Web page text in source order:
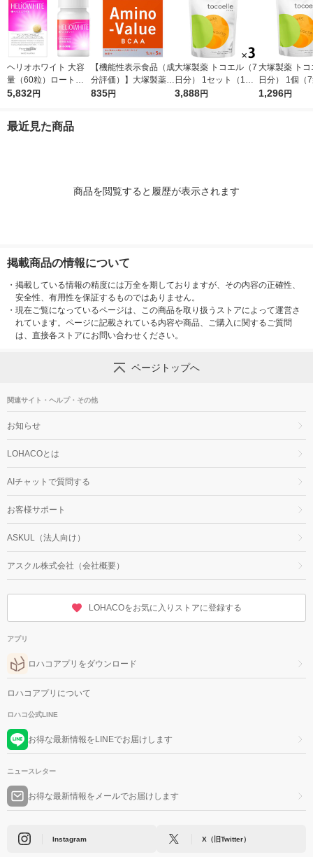
ヘリオホワイト 大容
量（60粒）ロート製
薬 サプリメント
5,832円
【機能性表示食品（成
分評価）】大塚製薬
アミノバリュー パウ
835円
大塚製薬 トコエル（7
日分） 1セット（1個
（7袋入）×3） サプリ
3,888円
大塚製薬 ト
日分） 1個（
サプリメント
1,296円
最近見た商品
商品を閲覧すると履歴が表示されます
掲載商品の情報について
・ 掲載している情報の精度には万全を期しておりますが、その内容の正確性、
安全性、有用性を保証するものではありません。
・ 現在ご覧になっているページは、この商品を取り扱うストアによって運営さ
れています。ページに記載されている内容や商品、ご購入に関するご質問
は、直接各ストアにお問い合わせください。
ページトップへ
関連サイト・ヘルプ・その他
お知らせ
LOHACOとは
AIチャットで質問する
お客様サポート
ASKUL（法人向け）
アスクル株式会社（会社概要）
LOHACOをお気に入りストアに登録する
アプリ
ロハコアプリをダウンロード
ロハコアプリについて
ロハコ公式LINE
お得な最新情報をLINEでお届けします
ニュースレター
お得な最新情報をメールでお届けします
Instagram X（旧Twitter）